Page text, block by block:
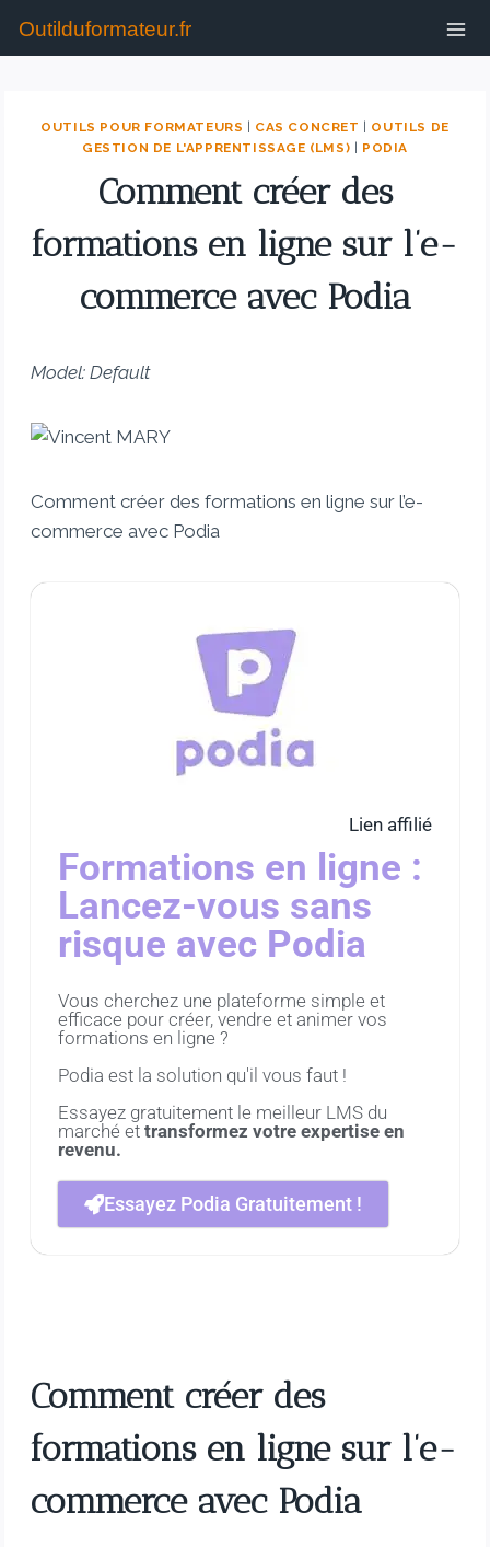
Outilduformateur.fr
OUTILS POUR FORMATEURS CAS CONCRET
OUTILS DE
GESTION DE L'APPRENTISSAGE (LMS)
PODIA
Comment créer des
formations en ligne sur l’e-
commerce avec Podia
Model: Default
Comment créer des formations en ligne sur l’e-
commerce avec Podia
Lien affilié
Formations en ligne :
Lancez-vous sans
risque avec Podia
Vous cherchez une plateforme simple et
efficace pour créer, vendre et animer vos
formations en ligne ?
Podia est la solution qu'il vous faut !
Essayez gratuitement le meilleur LMS du
marché ettransformez votre expertise en
revenu.
Essayez Podia Gratuitement !
Comment créer des
formations en ligne sur l’e-
commerce avec Podia